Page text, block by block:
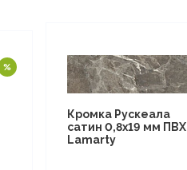
Кромка Рускеала
сатин 0,8х19 мм ПВХ
Lamarty